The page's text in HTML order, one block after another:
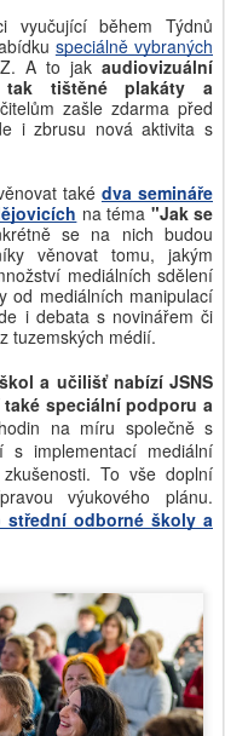
během Týdnů
speciálněvybraných
A to jakaudiovizuální
tak tištěné plakáty a
zašle zdarma před
i zbrusu nová aktivita s
také dva semináře
na téma "Jak se
se na nich budou
věnovat tomu, jakým
mediálních sdělení
od mediálních manipulací
i debata s novinářem či
tuzemských médií.
a učilišť nabízí JSNS
speciální podporu a
na míru společně s
s implementací mediální
To vše doplní
výukového plánu.
střední odborné školy a